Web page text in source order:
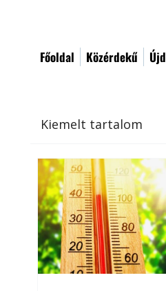
Főoldal Közérdekű
Kiemelt tartalom